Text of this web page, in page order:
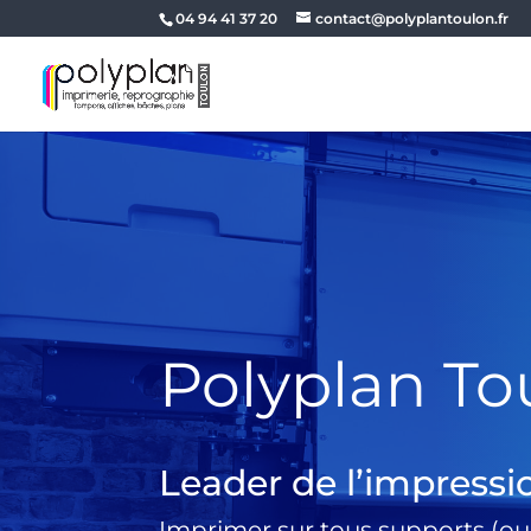
04 94 41 37 20 contact@polyplantoulon.fr
Polyplan
Leader de